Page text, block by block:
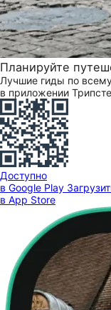
Планируйте
Лучшие гиды по
в приложении
Доступно
в Google Play
в App Store